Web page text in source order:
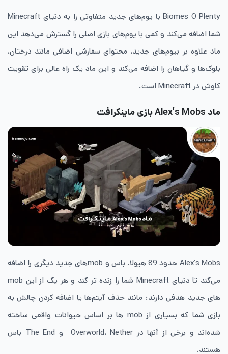
Biomes O Plenty با یوم‌‌های جدید متفاوتی را به دنیای Minecraft
شما اضافه می‌کند و کمی با یوم‌‌های بازی اصلی را گسترش می‌دهد این
ماد علاوه بر بیوم‌های جدید، محتوای سفارشی اضافی مانند درختان،
بلوک‌ها و گیاهان را اضافه می‌کند و این ماد یک راه عالی برای تقویت
کاوش در Minecraft است.
ماد Alex’s Mobs بازی ماینکرافت
Alex’s Mobs حدود 89 هیولا، باس و mob‌های جدید دیگری را اضافه
می‌کند تا دنیای Minecraft شما را زنده تر کند و هر یک از این mob
‌های جدید هدفی دارند: مانند حذف آیتم‌ها یا اضافه کردن چالش به
بازی شما که بسیاری از mob ‌ها بر اساس حیوانات واقعی ساخته
شده‌اند و برخی از آنها در Overworld، Nether و The End باس
هستند.